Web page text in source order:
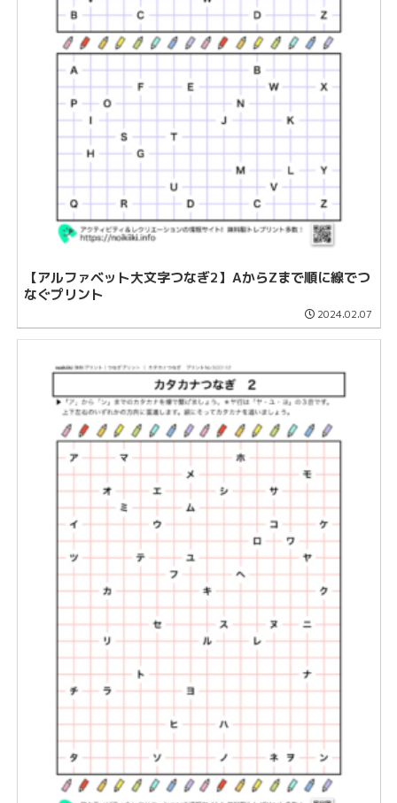
【アルファベット大文字つなぎ2】AからZまで順に線でつ
なぐプリント
2024.02.07